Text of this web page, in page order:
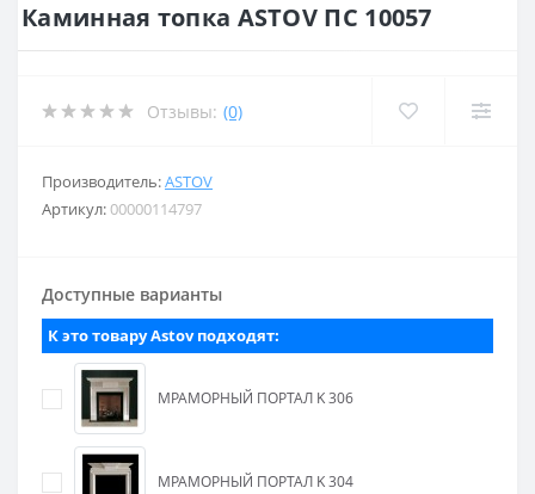
Каминная топка ASTOV ПС 10057
Отзывы: (0)
Производитель:ASTOV
Артикул:00000114797
Доступные варианты
К это товару Astov подходят:
МРАМОРНЫЙ ПОРТАЛ K 306
МРАМОРНЫЙ ПОРТАЛ K 304